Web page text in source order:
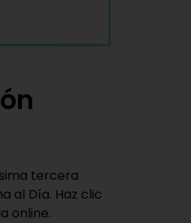
tercera
al Día. Haz clic
online.